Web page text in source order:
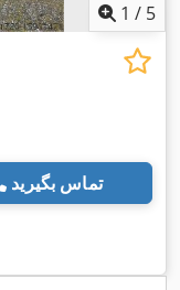
1 / 5
تماس بگیرید